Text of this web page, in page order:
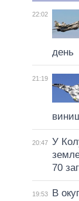
22:02
день
21:19
20:47 У
70
19:53
В